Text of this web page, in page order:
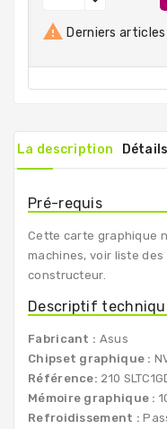
 Derniers
La description Détails
Pré-requis
Cette carte graphique
machines, voir liste
constructeur.
Descriptif
Fabricant : Asus
Chipset graphique :
Référence: 210
Mémoire graphique :
Refroidissement :